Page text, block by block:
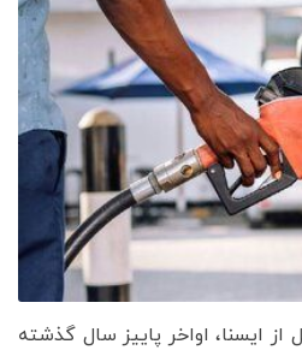
از ایسنا، اواخر پاییز سال گذشته